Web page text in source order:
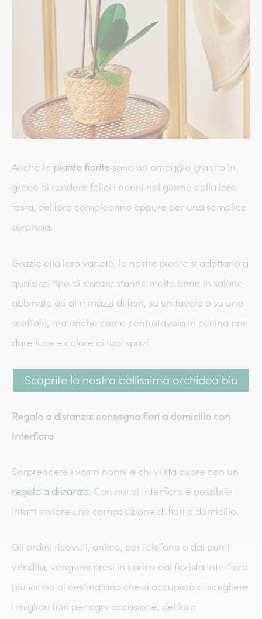
Anche le piante fiorite sono un omaggio gradito in
grado di rendere felici i nonni nel giorno della loro
festa, del loro compleanno oppure per una semplice
sorpresa.
Grazie alla loro varietà, le nostre piante si adattano a
qualsiasi tipo di stanza: stanno molto bene in salone
abbinate ad altri mazzi di fiori, su un tavolo o su uno
scaffale, ma anche come centrotavola in cucina per
dare luce e colore ai tuoi spazi.
Scoprite la nostra bellissima orchidea blu
Regalo a distanza: consegna fiori a domicilio con
Interflora
Sorprendete i vostri nonni e chi vi sta cuore con un
regalo a distanza. Con noi di Interflora è possibile
infatti inviare una composizione di fiori a domicilio.
Gli ordini ricevuti, online, per telefono o dai punti
vendita, vengono presi in carico dal fiorista Interflora
più vicino al destinatario che si occuperà di scegliere
i migliori fiori per ogni occasione, del loro